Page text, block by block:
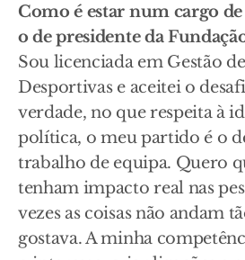
Como é estar num cargo
o de presidente da
Sou licenciada em Gestão
Desportivas e aceitei o
verdade, no que respeita à
política, o meu partido é o
trabalho de equipa. Quero
tenham impacto real nas
vezes as coisas não andam
gostava. A minha